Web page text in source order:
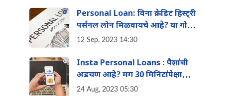
Personal Loan: विना क्रेडिट हिस्ट्री
पर्सनल लोन मिळवायचे आहे? या गोष्टी
ट्राय करा
12 Sep, 2023 14:30
Insta Personal Loans : पैशांची
अडचण आहे? मग 30 मिनिटांपेक्षा
कमी वेळात मिळवा लोन, 'ही' कंपनी
24 Aug, 2023 05:30